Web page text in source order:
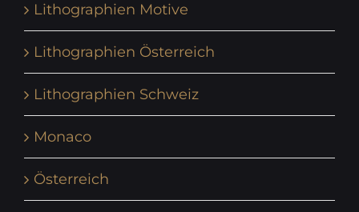
Lithographien Motive
Lithographien Österreich
Lithographien Schweiz
Monaco
Österreich